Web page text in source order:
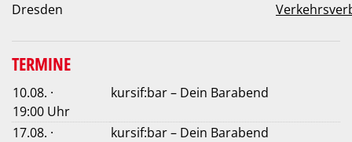
Dresden
TERMINE
10.08. ·
19:00 Uhr
kursif:bar – Dein Barabend
17.08. ·
kursif:bar – Dein Barabend